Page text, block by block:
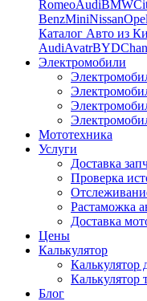
RomeoAudiBMW
BenzMiniNissanOpel
Каталог Авто из
AudiAvatrBYD
Электромобили
Мототехника
Услуги
Доставка
Проверка
Растаможка
Доставка
Цены
Калькулятор
Калькулятор
Калькулятор
Блог